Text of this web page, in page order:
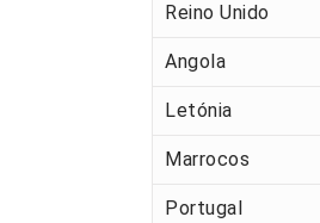
Reino Unido
Angola
Letónia
Marrocos
Portugal